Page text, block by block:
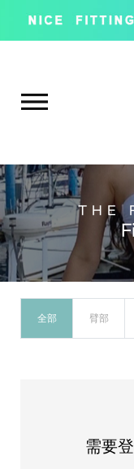
THE
全部 臂部
需要